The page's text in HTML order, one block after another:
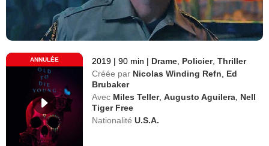
ANNULÉE 2019 | 90 min | Drame Policier,Thriller
Créée par Nicolas Winding Refn
Ed
Brubaker
Avec Miles Teller,Augusto Aguilera Nell
Tiger Free
Nationalité U.S.A.